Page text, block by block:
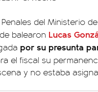
del Ministerio
balearon Lucas
por su presunta
el fiscal su
y no estaba